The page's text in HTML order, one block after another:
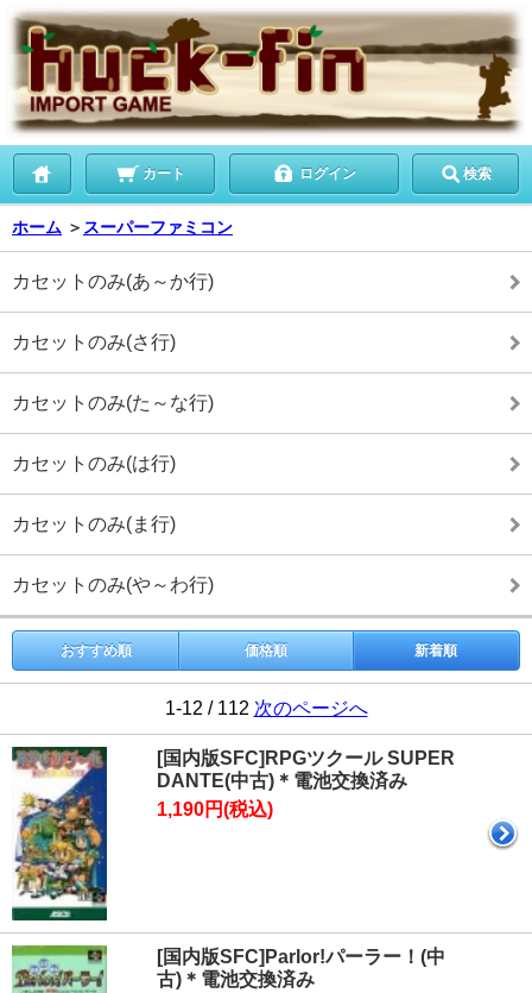
カート ログイン 検索
ホーム ＞ スーパーファミコン
カセットのみ(あ～か行)
カセットのみ(さ行)
カセットのみ(た～な行)
カセットのみ(は行)
カセットのみ(ま行)
カセットのみ(や～わ行)
おすすめ順 価格順 新着順
1-12 / 112 次のページへ
[国内版SFC]RPGツクール SUPER
DANTE(中古)＊電池交換済み
1,190円(税込)
[国内版SFC]Parlor!パーラー！(中
古)＊電池交換済み